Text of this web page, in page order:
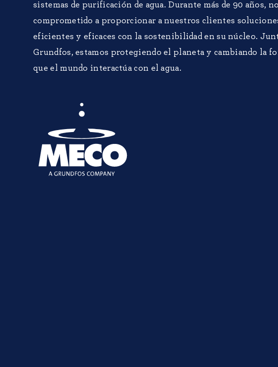
sistemas de purificación de agua. Durante más de 90 años,
comprometido a proporcionar a nuestros clientes
eficientes y eficaces con la sostenibilidad en su núcleo.
Grundfos, estamos protegiendo el planeta y cambiando la
que el mundo interactúa con el agua.